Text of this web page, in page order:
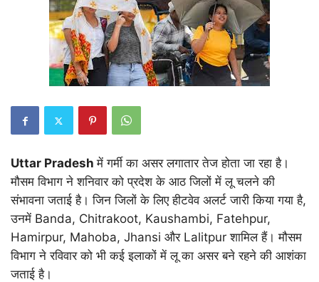
Uttar Pradesh में गर्मी का असर लगातार तेज होता जा रहा है।
मौसम विभाग ने शनिवार को प्रदेश के आठ जिलों में लू चलने की
संभावना जताई है। जिन जिलों के लिए हीटवेव अलर्ट जारी किया गया है,
उनमें Banda, Chitrakoot, Kaushambi, Fatehpur,
Hamirpur, Mahoba, Jhansi और Lalitpur शामिल हैं। मौसम
विभाग ने रविवार को भी कई इलाकों में लू का असर बने रहने की आशंका
जताई है।